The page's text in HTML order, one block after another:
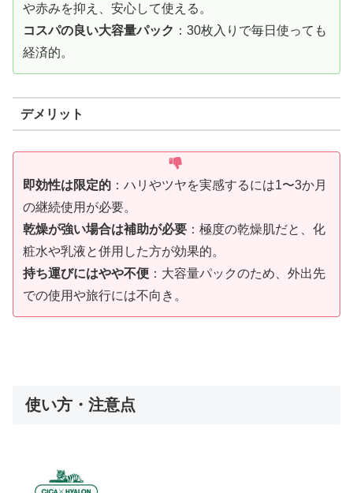
や赤みを抑え、安心して使える。
コスパの良い大容量パック ：30枚入りで毎日使っても
経済的。
デメリット
即効性は限定的 ：ハリやツヤを実感するには1〜3か月
の継続使用が必要。
乾燥が強い場合は補助が必要 ：極度の乾燥肌だと、化
粧水や乳液と併用した方が効果的。
持ち運びにはやや不便 ：大容量パックのため、外出先
での使用や旅行には不向き。
使い方・注意点